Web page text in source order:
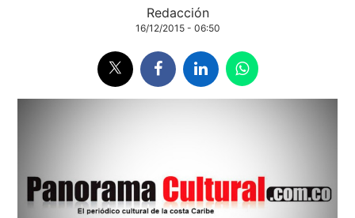
Redacción
16/12/2015 - 06:50